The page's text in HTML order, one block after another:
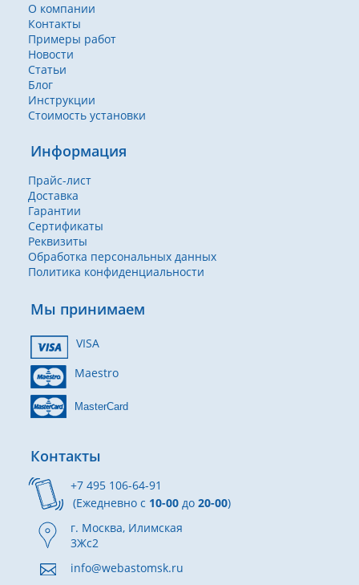
О компании
Контакты
Примеры работ
Новости
Статьи
Блог
Инструкции
Стоимость установки
Информация
Прайс-лист
Доставка
Гарантии
Сертификаты
Реквизиты
Обработка персональных данных
Политика конфиденциальности
Мы принимаем
VISA
Maestro
MasterCard
Контакты
+7 495 106-64-91
(Ежедневно с 10-00 до 20-00)
г. Москва, Илимская
3Жс2
info@webastomsk.ru